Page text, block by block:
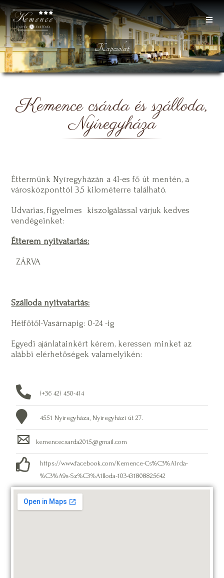
Kapcsolat
Kemence csárda és szálloda,
Nyíregyháza
Éttermünk Nyíregyházán a 41-es fő út mentén, a
városközponttól 3,5 kilométerre található.
Udvarias, figyelmes kiszolgálással várjuk kedves
vendégeinket:
Étterem nyitvatartás:
ZÁRVA
Szálloda nyitvatartás:
Hétfőtől-Vasárnapig: 0-24 -ig
Egyedi ajánlatainkért kérem, keressen minket az
alábbi elérhetőségek valamelyikén:
(+36 42) 450-414
4551 Nyíregyháza, Nyíregyházi út 27.
kemencecsarda2015@gmail.com
https://www.facebook.com/Kemence-Cs%C3%A1rda-
%C3%A9s-Sz%C3%A1lloda-103431808825642